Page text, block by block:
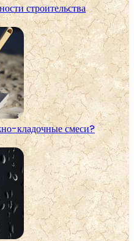
строительства
кладочные смеси?